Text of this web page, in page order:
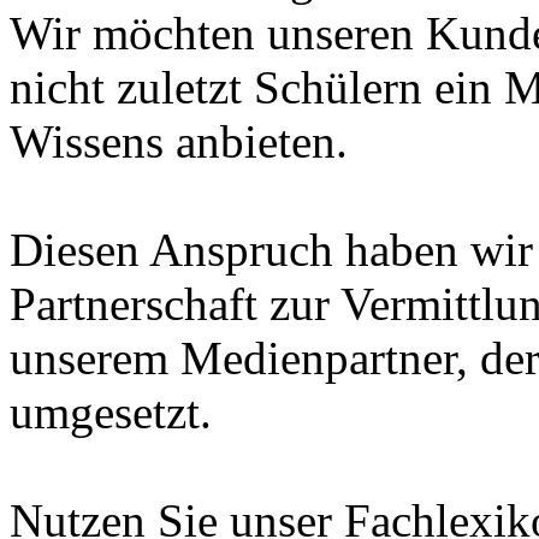
Wir möchten unseren
nicht zuletzt Schülern ein
Wissens anbieten.
Diesen Anspruch haben
Partnerschaft zur
unserem Medienpartner,
umgesetzt.
Nutzen Sie unser